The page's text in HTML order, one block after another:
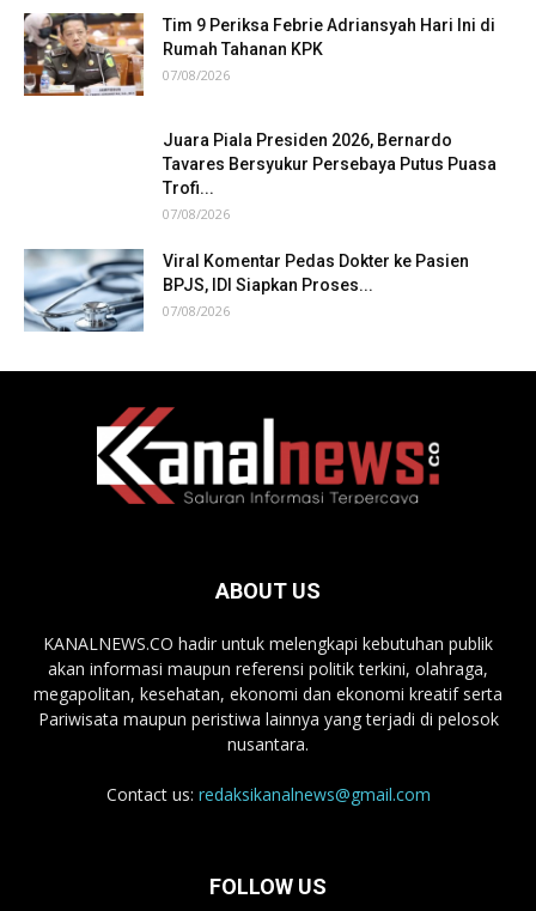
Tim 9 Periksa Febrie Adriansyah Hari Ini di
Rumah Tahanan KPK
07/08/2026
Juara Piala Presiden 2026, Bernardo
Tavares Bersyukur Persebaya Putus Puasa
Trofi...
07/08/2026
Viral Komentar Pedas Dokter ke Pasien
BPJS, IDI Siapkan Proses...
07/08/2026
ABOUT US
KANALNEWS.CO hadir untuk melengkapi kebutuhan publik
akan informasi maupun referensi politik terkini, olahraga,
megapolitan, kesehatan, ekonomi dan ekonomi kreatif serta
Pariwisata maupun peristiwa lainnya yang terjadi di pelosok
nusantara.
Contact us: redaksikanalnews@gmail.com
FOLLOW US